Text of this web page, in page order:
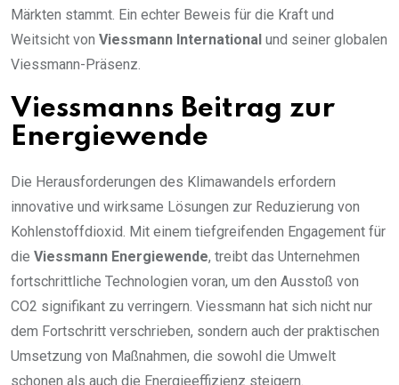
Märkten stammt. Ein echter Beweis für die Kraft und
Weitsicht von Viessmann International und seiner globalen
Viessmann-Präsenz.
Viessmanns Beitrag zur
Energiewende
Die Herausforderungen des Klimawandels erfordern
innovative und wirksame Lösungen zur Reduzierung von
Kohlenstoffdioxid. Mit einem tiefgreifenden Engagement für
die Viessmann Energiewende, treibt das Unternehmen
fortschrittliche Technologien voran, um den Ausstoß von
CO2 signifikant zu verringern. Viessmann hat sich nicht nur
dem Fortschritt verschrieben, sondern auch der praktischen
Umsetzung von Maßnahmen, die sowohl die Umwelt
schonen als auch die Energieeffizienz steigern.